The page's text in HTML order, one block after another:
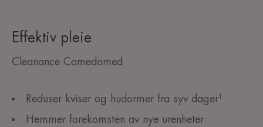
Effektiv pleie
Cleanance Comedomed
Reduser kviser og hudormer fra syv dager¹
Hemmer forekomsten av nye urenheter